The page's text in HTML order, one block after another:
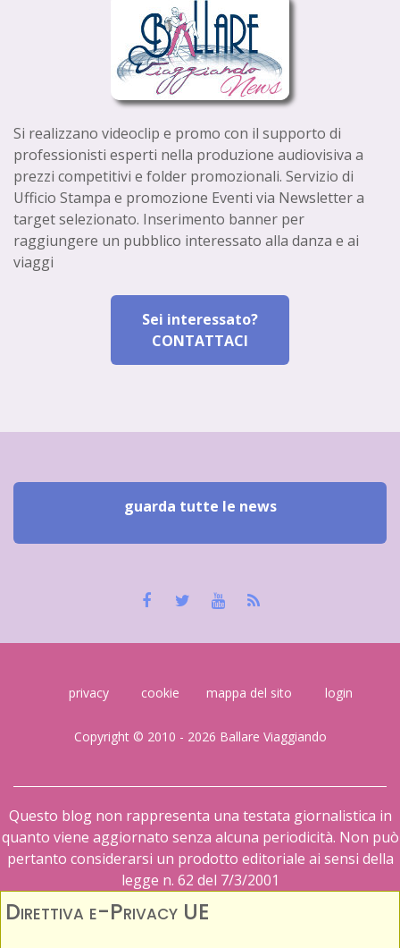
Si realizzano videoclip e promo con il supporto di
professionisti esperti nella produzione audiovisiva a
prezzi competitivi e folder promozionali. Servizio di
Ufficio Stampa e promozione Eventi via Newsletter a
target selezionato. Inserimento banner per
raggiungere un pubblico interessato alla danza e ai
viaggi
Sei interessato?
CONTATTACI
guarda tutte le news
privacy cookie mappa del sito login
Copyright © 2010 - 2026 Ballare Viaggiando
Questo blog non rappresenta una testata giornalistica in
quanto viene aggiornato senza alcuna periodicità. Non può
pertanto considerarsi un prodotto editoriale ai sensi della
legge n. 62 del 7/3/2001
Direttiva e-Privacy UE